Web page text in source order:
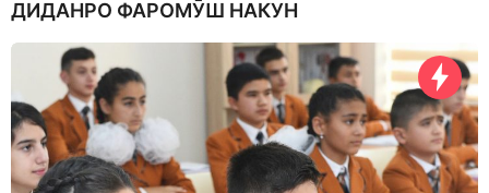
n
s
a
g
ДИДАНРО ФАРОМӮШ НАКУН